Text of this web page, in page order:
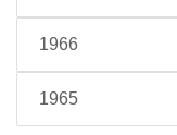
1966
1965